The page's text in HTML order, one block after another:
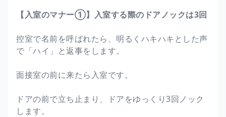
【入室のマナー①】入室する際のドアノックは3回
控室で名前を呼ばれたら、明るくハキハキとした声
で「ハイ」と返事をします。
面接室の前に来たら入室です。
ドアの前で立ち止まり、ドアをゆっくり3回ノック
します。